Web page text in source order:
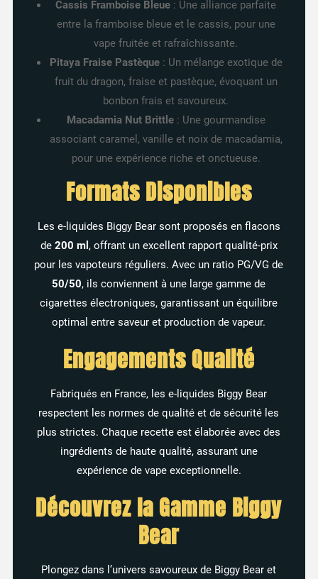
Cassis Framboise Bleue : Une alliance parfaite
entre la framboise bleue et le cassis, pour une
vape fruitée et rafraîchissante.
Pitaya Fraise Pastèque: Un mélange exotique de
fruit du dragon, fraise et pastèque, évoquant un
bonbon frais et savoureux.
Macadamia Nut Brittle: Une gourmandise
associant caramel, vanille et noix de macadamia,
pour une expérience riche et onctueuse.
Formats Disponibles
Les e-liquides Biggy Bear sont proposés en flacons
de 200 ml , offrant un excellent rapport qualité-prix
pour les vapoteurs réguliers. Avec un ratio PG/VG de
50/50, ils conviennent à une large gamme de
cigarettes électroniques, garantissant un équilibre
optimal entre saveur et production de vapeur.
Engagements Qualité
Fabriqués en France, les e-liquides Biggy Bear
respectent les normes de qualité et de sécurité les
plus strictes. Chaque recette est élaborée avec des
ingrédients de haute qualité, assurant une
expérience de vape exceptionnelle.
Découvrez la Gamme Biggy
Bear
Plongez dans l’univers savoureux de Biggy Bear et